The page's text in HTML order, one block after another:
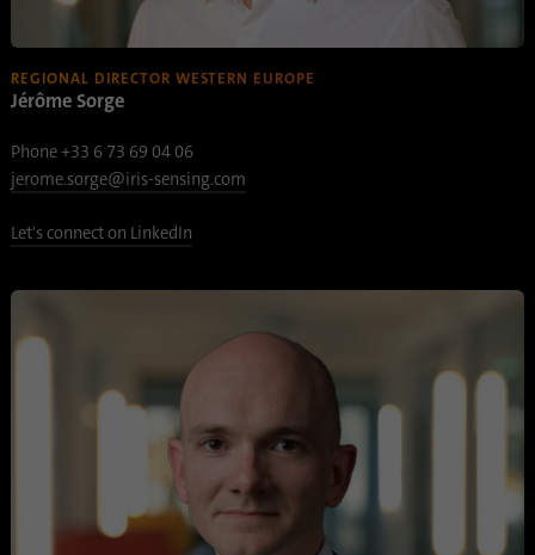
REGIONAL DIRECTOR WESTERN EUROPE
Jérôme Sorge
Phone +33 6 73 69 04 06
jerome.sorge@iris-sensing.com
Let's connect on LinkedIn
Anbieter
1 Jahr
Dieses Cookie merkt sich, dass ein
AnalyticsSyncHistory
.linkedin.com
30 Tage
Mit diesem Cookie wird gespeichert, wann